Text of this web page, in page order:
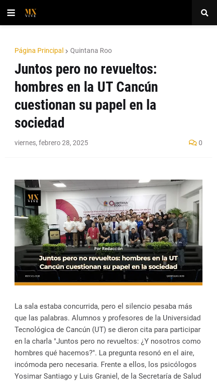
Página Principal Quintana Roo
Juntos pero no revueltos:
hombres en la UT Cancún
cuestionan su papel en la
sociedad
viernes, febrero 28, 2025 0
La sala estaba concurrida, pero el silencio pesaba más
que las palabras. Alumnos y profesores de la Universidad
Tecnológica de Cancún (UT) se dieron cita para participar
en la charla "Juntos pero no revueltos: ¿Y nosotros como
hombres qué hacemos?". La pregunta resonó en el aire,
incómoda pero necesaria. Frente a ellos, los psicólogos
Yosimar Santiago y Luis Graniel, de la Secretaría de Salud